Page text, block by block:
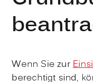
Wenn Sie zur
berechtigt sind,